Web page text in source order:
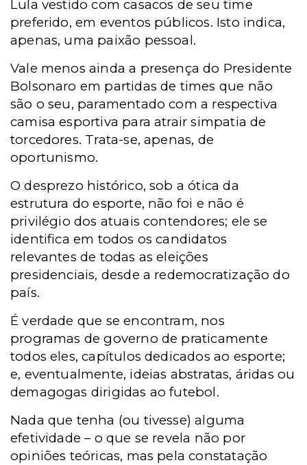
Lula vestido com casacos de seu time
preferido, em eventos públicos. Isto indica,
apenas, uma paixão pessoal.
Vale menos ainda a presença do Presidente
Bolsonaro em partidas de times que não
são o seu, paramentado com a respectiva
camisa esportiva para atrair simpatia de
torcedores. Trata-se, apenas, de
oportunismo.
O desprezo histórico, sob a ótica da
estrutura do esporte, não foi e não é
privilégio dos atuais contendores; ele se
identifica em todos os candidatos
relevantes de todas as eleições
presidenciais, desde a redemocratização do
país.
É verdade que se encontram, nos
programas de governo de praticamente
todos eles, capítulos dedicados ao esporte;
e, eventualmente, ideias abstratas, áridas ou
demagogas dirigidas ao futebol.
Nada que tenha (ou tivesse) alguma
efetividade – o que se revela não por
opiniões teóricas, mas pela constatação